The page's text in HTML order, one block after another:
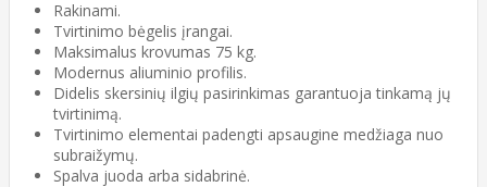
Rakinami.
Tvirtinimo bėgelis įrangai.
Maksimalus krovumas 75 kg.
Modernus aliuminio profilis.
Didelis skersinių ilgių pasirinkimas garantuoja tinkamą jų
tvirtinimą.
Tvirtinimo elementai padengti apsaugine medžiaga nuo
subraižymų.
Spalva juoda arba sidabrinė.